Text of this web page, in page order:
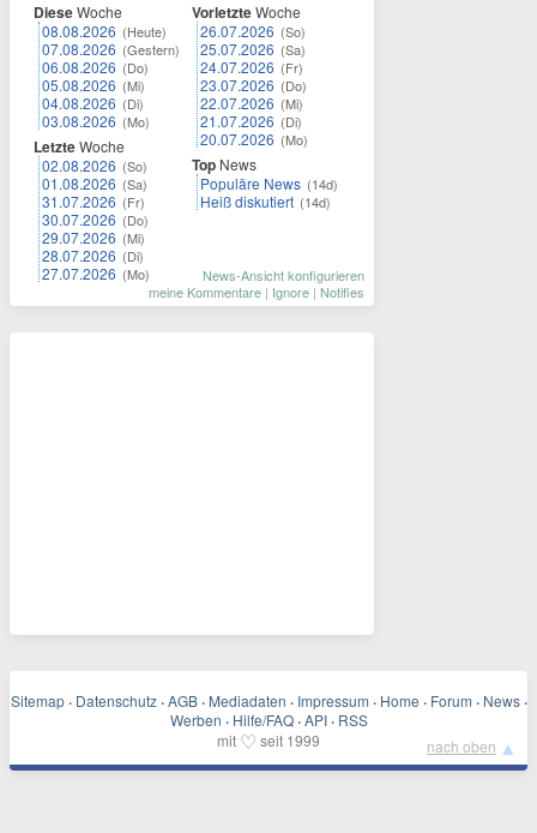
DieseWoche
08.08.2026 (Heute)
07.08.2026 (Gestern)
06.08.2026 (Do)
05.08.2026 (Mi)
04.08.2026 (Di)
03.08.2026 (Mo)
LetzteWoche
02.08.2026 (So)
01.08.2026 (Sa)
31.07.2026 (Fr)
30.07.2026 (Do)
29.07.2026 (Mi)
28.07.2026 (Di)
27.07.2026 (Mo)
VorletzteWoche
26.07.2026 (So)
25.07.2026 (Sa)
24.07.2026 (Fr)
23.07.2026 (Do)
22.07.2026 (Mi)
21.07.2026 (Di)
20.07.2026 (Mo)
Top News
Populäre News (14d)
Heiß diskutiert (14d)
News-Ansicht konfigurieren
meine Kommentare | Ignore | Notifies
Sitemap · Datenschutz · AGB · Mediadaten · Impressum · Home · Forum · News ·
Werben · Hilfe/FAQ · API · RSS
mit ♡ seit 1999 nach oben ▲